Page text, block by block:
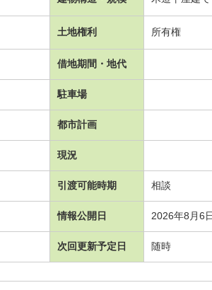
土地権利 所有権
借地期間・地代
駐車場
都市計画
現況
引渡可能時期 相談
情報公開日 2026年8月6
次回更新予定日 随時